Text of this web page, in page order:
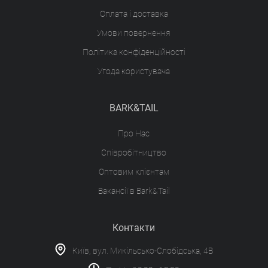
Оплата і доставка
Умови повернення
Політика конфіденційності
Угода користувача
BARK&TAIL
Про Нас
Співробітництво
Оптовим клієнтам
Вакансії в Bark&Tail
Контакти
Київ, вул. Микільсько-Слобідська, 4В